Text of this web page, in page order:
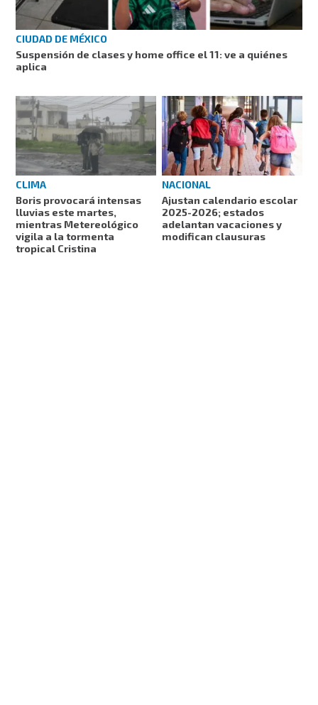
CIUDAD DE MÉXICO
Suspensión de clases y home office el 11: ve a quiénes
aplica
CLIMA
Boris provocará intensas
lluvias este martes,
mientras Metereológico
vigila a la tormenta
tropical Cristina
NACIONAL
Ajustan calendario escolar
2025-2026; estados
adelantan vacaciones y
modifican clausuras